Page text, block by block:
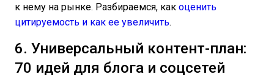
к нему на рынке. Разбираемся, как оценить
цитируемость и как ее увеличить.
6. Универсальный контент-план:
70 идей для блога и соцсетей